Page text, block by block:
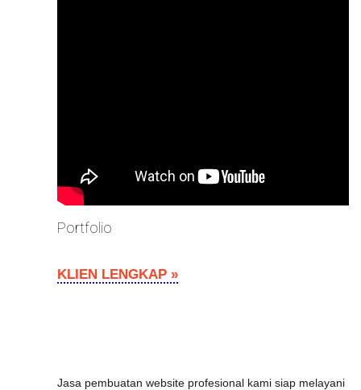
Portfolio
KLIEN LENGKAP »
Jasa pembuatan website profesional kami siap melayani